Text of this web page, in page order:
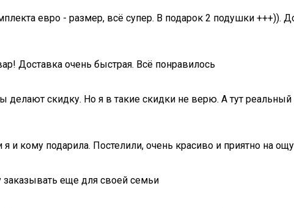
евро - размер, всё супер. В подарок 2 подушки +++)).
Доставка очень быстрая. Всё понравилось
скидку. Но я в такие скидки не верю. А тут
и кому подарила. Постелили, очень красиво и приятно на
заказывать еще для своей семьи